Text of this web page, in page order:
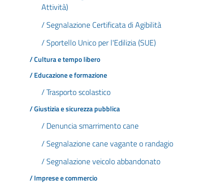
Attività)
/ Segnalazione Certificata di Agibilità
/ Sportello Unico per l'Edilizia (SUE)
/ Cultura e tempo libero
/ Educazione e formazione
/ Trasporto scolastico
/ Giustizia e sicurezza pubblica
/ Denuncia smarrimento cane
/ Segnalazione cane vagante o randagio
/ Segnalazione veicolo abbandonato
/ Imprese e commercio